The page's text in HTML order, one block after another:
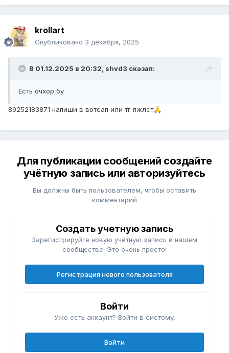
krollart
Опубликовано 3 декабря, 2025
В 01.12.2025 в 20:32, shvd3 сказал:
Есть очхор бу
89252183871 напиши в вотсап или тг пжлст🙏
Для публикации сообщений создайте
учётную запись или авторизуйтесь
Вы должны быть пользователем, чтобы оставить
комментарий
Создать учетную запись
Зарегистрируйте новую учётную запись в нашем
сообществе. Это очень просто!
Регистрация нового пользователя
Войти
Уже есть аккаунт? Войти в систему.
Войти